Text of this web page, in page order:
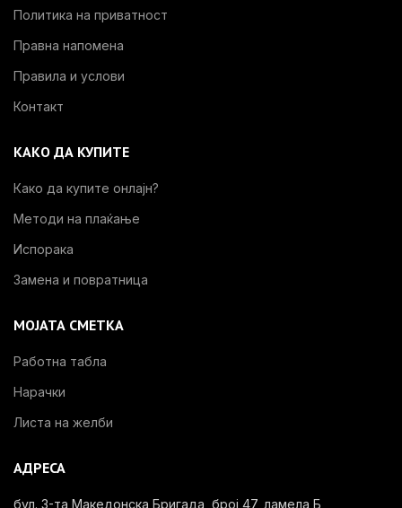
Политика на приватност
Правна напомена
Правила и услови
Контакт
КАКО ДА КУПИТЕ
Како да купите онлајн?
Методи на плаќање
Испорака
Замена и повратница
МОЈАТА СМЕТКА
Работна табла
Нарачки
Листа на желби
АДРЕСА
бул. 3-та Македонска Бригада, број 47, ламела Б